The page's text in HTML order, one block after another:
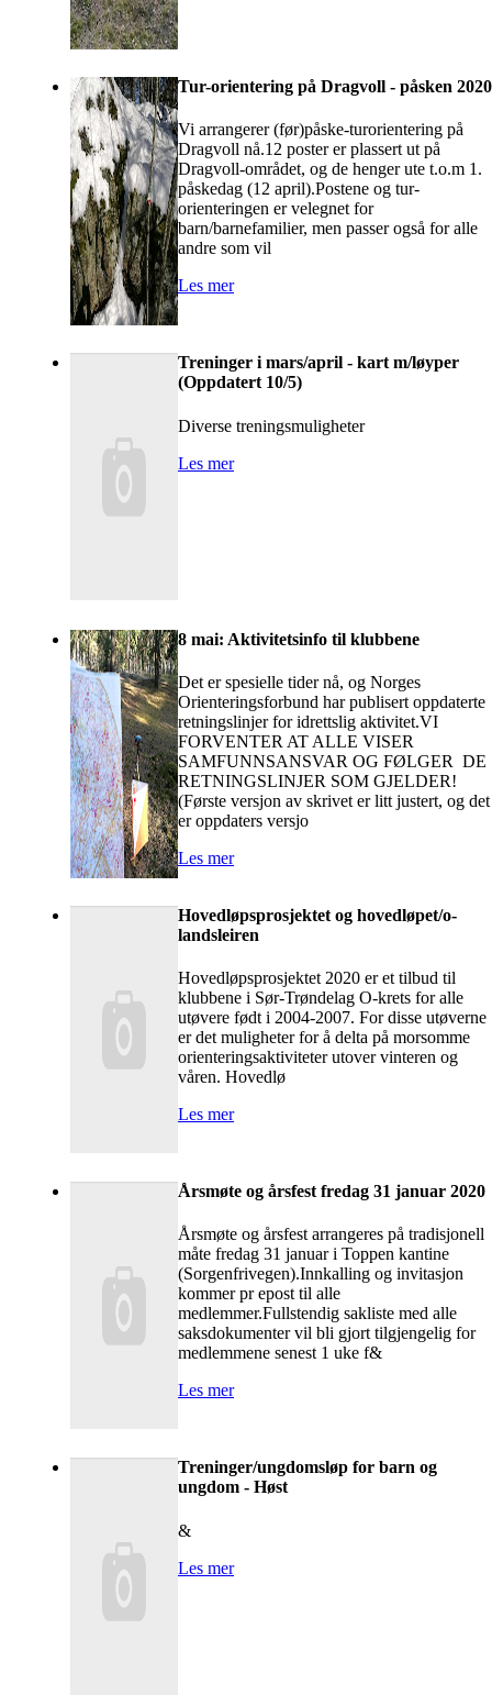
Tur-orientering på Dragvoll - påsken 2020
Vi arrangerer (før)påske-turorientering på
Dragvoll nå.12 poster er plassert ut på
Dragvoll-området, og de henger ute t.o.m 1.
påskedag (12 april).Postene og tur-
orienteringen er velegnet for
barn/barnefamilier, men passer også for alle
andre som vil
Les mer
Treninger i mars/april - kart m/løyper
(Oppdatert 10/5)
Diverse treningsmuligheter
Les mer
8 mai: Aktivitetsinfo til klubbene
Det er spesielle tider nå, og Norges
Orienteringsforbund har publisert oppdaterte
retningslinjer for idrettslig aktivitet.VI
FORVENTER AT ALLE VISER
SAMFUNNSANSVAR OG FØLGER DE
RETNINGSLINJER SOM GJELDER!
(Første versjon av skrivet er litt justert, og det
er oppdaters versjo
Les mer
Hovedløpsprosjektet og hovedløpet/o-
landsleiren
Hovedløpsprosjektet 2020 er et tilbud til
klubbene i Sør-Trøndelag O-krets for alle
utøvere født i 2004-2007. For disse utøverne
er det muligheter for å delta på morsomme
orienteringsaktiviteter utover vinteren og
våren. Hovedlø
Les mer
Årsmøte og årsfest fredag 31 januar 2020
Årsmøte og årsfest arrangeres på tradisjonell
måte fredag 31 januar i Toppen kantine
(Sorgenfrivegen).Innkalling og invitasjon
kommer pr epost til alle
medlemmer.Fullstendig sakliste med alle
saksdokumenter vil bli gjort tilgjengelig for
medlemmene senest 1 uke f&
Les mer
Treninger/ungdomsløp for barn og
ungdom - Høst
&
Les mer